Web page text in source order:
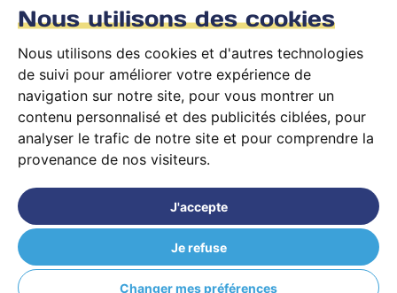
Nous utilisons des cookies
Nous utilisons des cookies et d'autres technologies
de suivi pour améliorer votre expérience de
navigation sur notre site, pour vous montrer un
contenu personnalisé et des publicités ciblées, pour
analyser le trafic de notre site et pour comprendre la
provenance de nos visiteurs.
J'accepte
Je refuse
Changer mes préférences
Conditions générales d’utilisation
© 2026 PARCOURS Privé tous droits réservés